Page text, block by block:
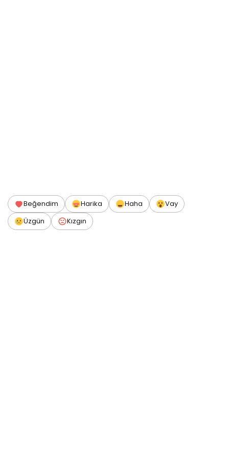
Beğendim Harika Haha
Vay
Üzgün
Kızgın